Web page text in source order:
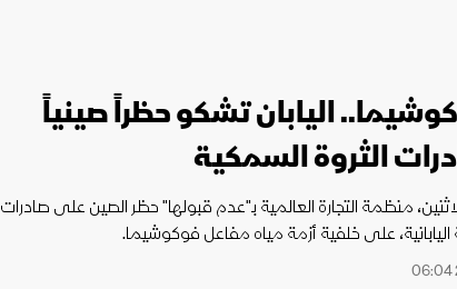
اليابان تشكو حظراً صينياً
الثروة السمكية
منظمة التجارة العالمية بـ"عدم قبولها" حظر الصين على صادرات
اليابانية، على خلفية أزمة مياه مفاعل فوكوشيما.